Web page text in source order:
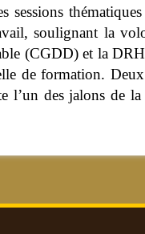
soulignant la
(CGDD) et la
de formation. Deux
des jalons de